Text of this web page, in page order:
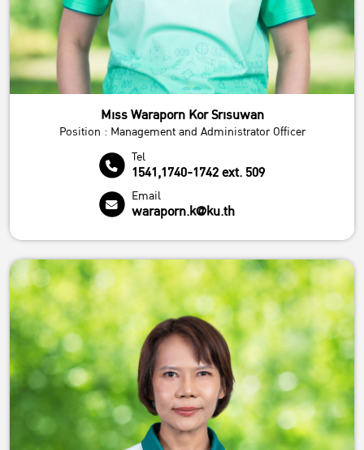
Miss Waraporn Kor Srisuwan
Position : Management and Administrator Officer
Tel
1541,1740-1742 ext. 509
Email
waraporn.k@ku.th